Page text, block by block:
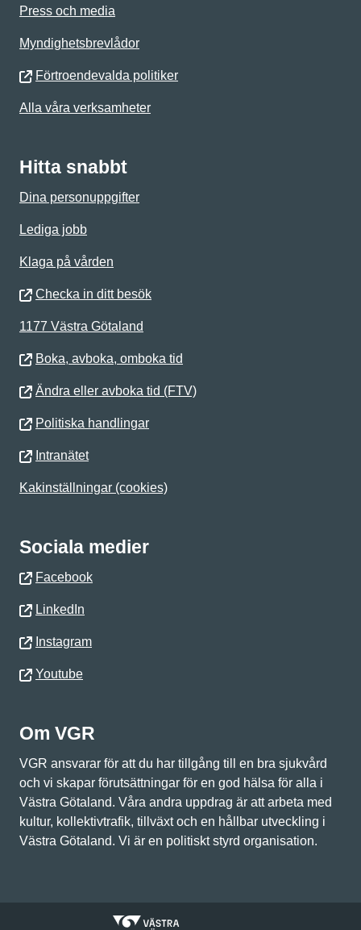
Press och media
Myndighetsbrevlådor
Förtroendevalda politiker
Alla våra verksamheter
Hitta snabbt
Dina personuppgifter
Lediga jobb
Klaga på vården
Checka in ditt besök
1177 Västra Götaland
Boka, avboka, omboka tid
Ändra eller avboka tid (FTV)
Politiska handlingar
Intranätet
Kakinställningar (cookies)
Sociala medier
Facebook
LinkedIn
Instagram
Youtube
Om VGR
VGR ansvarar för att du har tillgång till en bra sjukvård
och vi skapar förutsättningar för en god hälsa för alla i
Västra Götaland. Våra andra uppdrag är att arbeta med
kultur, kollektivtrafik, tillväxt och en hållbar utveckling i
Västra Götaland. Vi är en politiskt styrd organisation.